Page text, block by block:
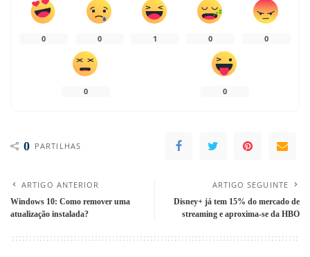
0 0 1 0 0
0 0
0 PARTILHAS
ARTIGO ANTERIOR
Windows 10: Como remover uma
atualização instalada?
ARTIGO SEGUINTE
Disney+ já tem 15% do mercado de
streaming e aproxima-se da HBO